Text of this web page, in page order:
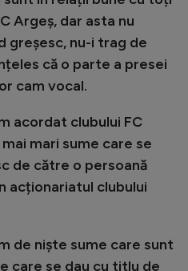
Argeș, dar asta nu
greșesc, nu-i trag de
că o parte a presei
cam vocal.
acordat clubului FC
mari sume care se
de către o persoană
acționariatul clubului
de niște sume care sunt
care se dau cu titlu de